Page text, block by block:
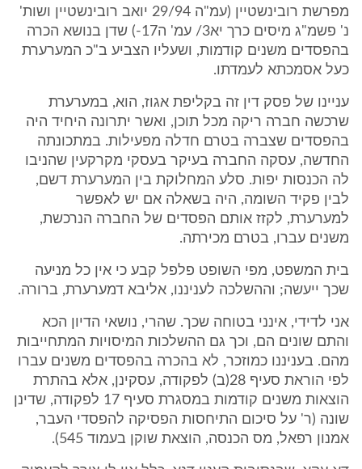
מפרשת רובינשטיין (עמ"ה 29/94 יואב רובינשטיין ושות'
נ' פשמ"ג מיסים כרך יא3/ עמ' ה17-) שדן בנושא הכרה
בהפסדים משנים קודמות, ושעליו הצביע ב"כ המערערת
כעל אסמכתא לעמדתו.
עניינו של פסק דין זה בקליפת אגוז, הוא, במערערת
שרכשה חברה ריקה מכל תוכן, ואשר יתרונה היחיד היה
בהפסדים שצברה בטרם חדלה מפעילות. במתכונתה
החדשה, עסקה החברה בעיקר בעסקי מקרקעין שהניבו
לה הכנסות יפות. סלע המחלוקת בין המערערת דשם,
לבין פקיד השומה, היה בשאלה אם יש לאפשר
למערערת, לקזז אותם הפסדים של החברה הנרכשת,
משנים עברו, בטרם מכירתה.
בית המשפט, מפי השופט פלפל קבע כי אין כל מניעה
שכך ייעשה; וההשלכה לעניננו, אליבא דמערערת, ברורה.
אני לדידי, אינני בטוחה שכך. שהרי, נושאי הדיון הכא
והתם שונים הם, וכך גם ההשלכות המיסויות המתחייבות
מהם. בעניננו כמוזכר, לא בהכרה בהפסדים משנים עברו
לפי הוראת סעיף 28(ב) לפקודה, עסקינן, אלא בהתרת
הוצאות משנים קודמות במסגרת סעיף 17 לפקודה, שדינן
שונה (ר' על סיכום התיחסות הפסיקה להפסדי העבר,
אמנון רפאל, מס הכנסה, הוצאת שוקן בעמוד 545).